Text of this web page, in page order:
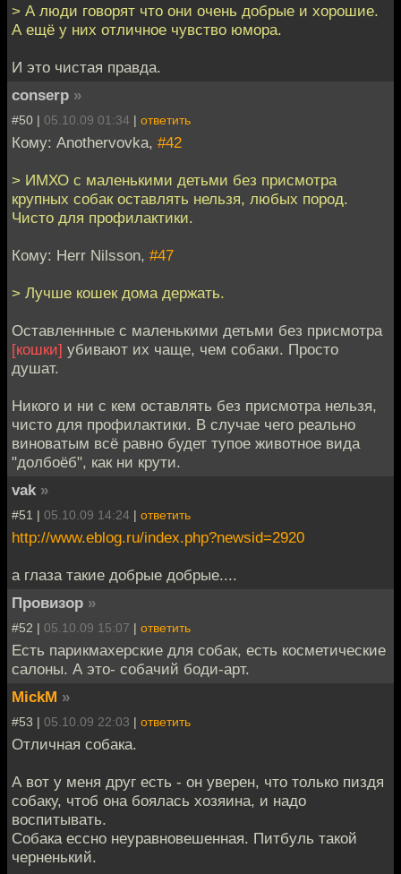
> А люди говорят что они очень добрые и хорошие.
А ещё у них отличное чувство юмора.
И это чистая правда.
conserp »
#50 | 05.10.09 01:34 | ответить
Кому: Anothervovka, #42
> ИМХО с маленькими детьми без присмотра
крупных собак оставлять нельзя, любых пород.
Чисто для профилактики.
Кому: Herr Nilsson, #47
> Лучше кошек дома держать.
Оставленнные с маленькими детьми без присмотра
[кошки] убивают их чаще, чем собаки. Просто
душат.
Никого и ни с кем оставлять без присмотра нельзя,
чисто для профилактики. В случае чего реально
виноватым всё равно будет тупое животное вида
"долбоёб", как ни крути.
vak »
#51 | 05.10.09 14:24 | ответить
http://www.eblog.ru/index.php?newsid=2920
а глаза такие добрые добрые....
Провизор »
#52 | 05.10.09 15:07 | ответить
Есть парикмахерские для собак, есть косметические
салоны. А это- собачий боди-арт.
MickM »
#53 | 05.10.09 22:03 | ответить
Отличная собака.
А вот у меня друг есть - он уверен, что только пиздя
собаку, чтоб она боялась хозяина, и надо
воспитывать.
Собака ессно неуравновешенная. Питбуль такой
черненький.